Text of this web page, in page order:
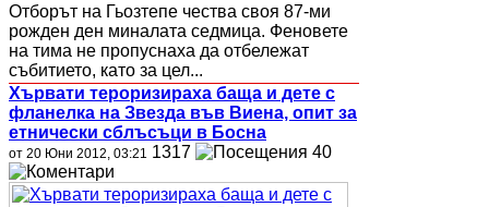
Отборът на Гьозтепе чества своя 87-ми
рожден ден миналата седмица. Феновете
на тима не пропуснаха да отбележат
събитието, като за цел...
Хървати тероризираха баща и дете с
фланелка на Звезда във Виена, опит за
етнически сблъсъци в Босна
от 20 Юни 2012, 03:21 1317 40